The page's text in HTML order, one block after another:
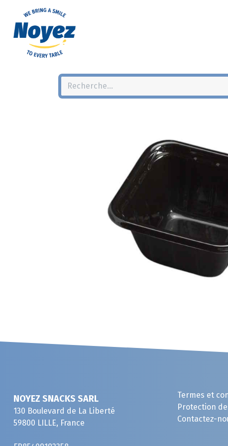
NOYEZ SNACKS SARL
130 Boulevard de La Liberté
59800 LILLE, France
Termes et
Protection
Contactez-